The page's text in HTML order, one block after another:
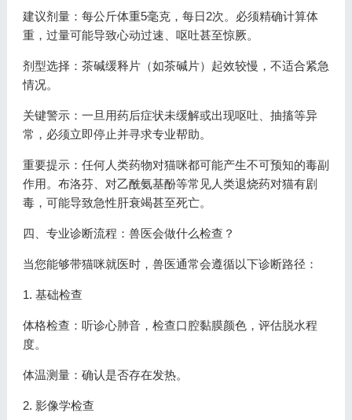
建议剂量：每公斤体重5毫克，每日2次。必须精确计算体
重，过量可能导致心动过速、呕吐甚至惊厥。
剂型选择：茶碱缓释片（如茶碱片）起效较慢，不适合紧急
情况。
关键警示：一旦用药后症状未缓解或出现呕吐、抽搐等异
常，必须立即停止并寻求专业帮助。
重要提示：任何人类药物对猫咪都可能产生不可预知的毒副
作用。布洛芬、对乙酰氨基酚等常见人类退烧药对猫有剧
毒，可能导致急性肝衰竭甚至死亡。
四、专业诊断流程：兽医会做什么检查？
当您能够带猫咪就医时，兽医通常会遵循以下诊断路径：
1. 基础检查
体格检查：听诊心肺音，检查口腔黏膜颜色，评估脱水程
度。
体温测量：确认是否存在发热。
2. 影像学检查